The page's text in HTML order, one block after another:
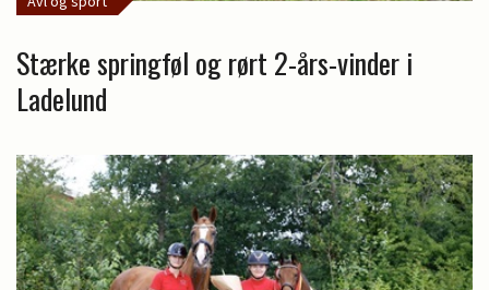
Stærke springføl og rørt 2-års-vinder i
Ladelund